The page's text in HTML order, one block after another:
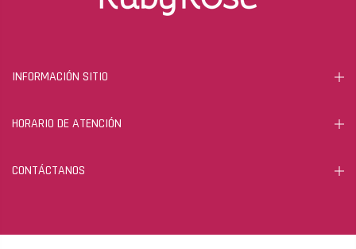
INFORMACIÓN SITIO
HORARIO DE ATENCIÓN
CONTÁCTANOS